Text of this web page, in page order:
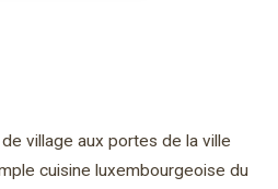
village aux portes de la ville
cuisine luxembourgeoise du